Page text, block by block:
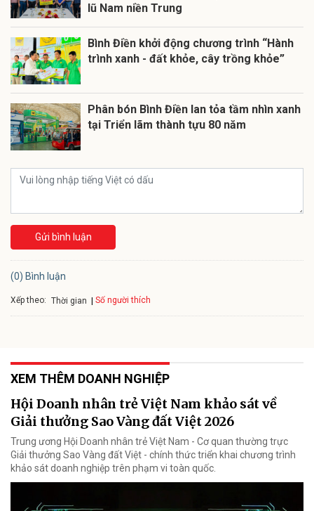
lũ Nam niền Trung
Bình Điền khởi động chương trình “Hành
trình xanh - đất khỏe, cây trồng khỏe”
Phân bón Bình Điền lan tỏa tầm nhìn xanh
tại Triển lãm thành tựu 80 năm
Gửi bình luận
(0) Bình luận
Xếp theo: Thời gian Số người thích
XEM THÊM DOANH NGHIỆP
Hội Doanh nhân trẻ Việt Nam khảo sát về
Giải thưởng Sao Vàng đất Việt 2026
Trung ương Hội Doanh nhân trẻ Việt Nam - Cơ quan thường trực
Giải thưởng Sao Vàng đất Việt - chính thức triển khai chương trình
khảo sát doanh nghiệp trên phạm vi toàn quốc.